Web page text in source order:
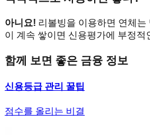
아니요! 리볼빙을 이용하면 연체는
이 계속 쌓이면 신용평가에 부정적
함께 보면 좋은 금융 정보
신용등급 관리 꿀팁
점수를 올리는 비결